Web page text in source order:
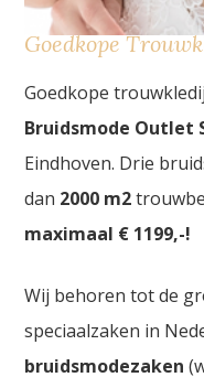
Goedkope
Goedkope
Bruidsmode Outlet
Eindhoven. Drie
dan 2000 m2
maximaal € 1199,-!
Wij behoren tot de
speciaalzaken in
bruidsmodezaken